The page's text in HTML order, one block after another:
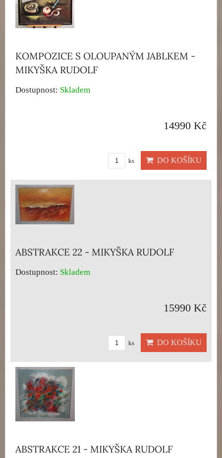
KOMPOZICE S OLOUPANÝM JABLKEM -
MIKYŠKA RUDOLF
Dostupnost: Skladem
14990 Kč
ks DO KOŠÍKU
ABSTRAKCE 22 - MIKYŠKA RUDOLF
Dostupnost: Skladem
15990 Kč
ks DO KOŠÍKU
ABSTRAKCE 21 - MIKYŠKA RUDOLF